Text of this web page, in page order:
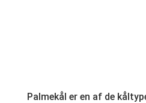
Palmekål er en af de